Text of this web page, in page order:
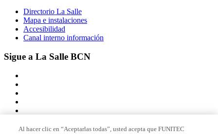
Directorio La Salle
Mapa e instalaciones
Accesibilidad
Canal interno información
Sigue a La Salle BCN
Al hacer clic en “Aceptarlas todas”, usted acepta que FUNITEC